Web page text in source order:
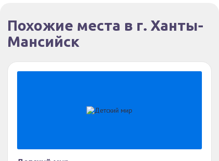
Похожие места в г. Ханты-
Мансийск